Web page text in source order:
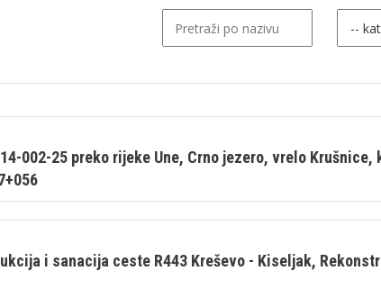
002-25 preko rijeke Une, Crno jezero, vrelo Krušnice,
i sanacija ceste R443 Kreševo - Kiseljak,